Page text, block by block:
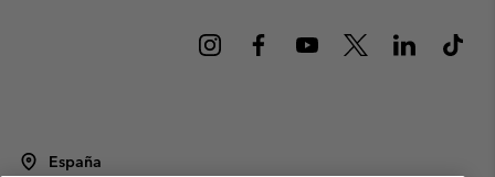
España